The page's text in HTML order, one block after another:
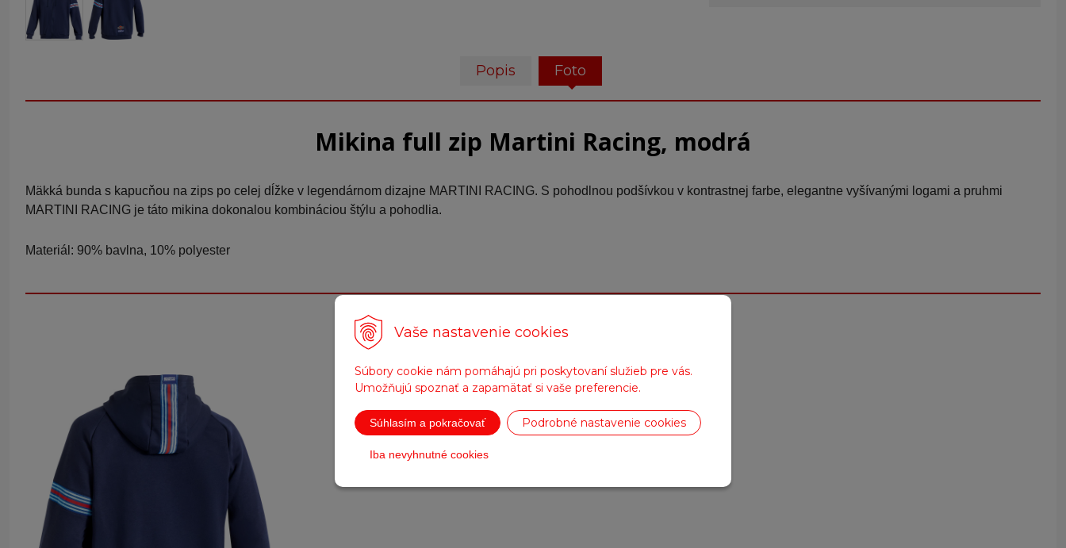
Vaše nastavenie cookies
Súbory cookie nám pomáhajú pri poskytovaní služieb pre vás.
Umožňujú spoznať a zapamätať si vaše preferencie.
Súhlasím a pokračovať Podrobné nastavenie cookies
Iba nevyhnutné cookies
Popis Foto
Mikina full zip Martini Racing, modrá
Mäkká bunda s kapucňou na zips po celej dĺžke v legendárnom dizajne MARTINI RACING. S pohodlnou podšívkou v kontrastnej farbe, elegantne vyšívanými logami a pruhmi
MARTINI RACING je táto mikina dokonalou kombináciou štýlu a pohodlia.
Materiál: 90% bavlna, 10% polyester
Fotogaléria